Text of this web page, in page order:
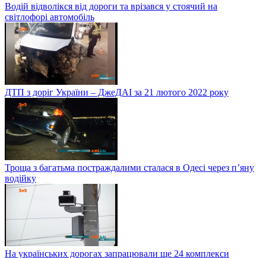
Водій відволікся від дороги та врізався у стоячий на
світлофорі автомобіль
ДТП з доріг України – ДжеДАІ за 21 лютого 2022 року
Троща з багатьма постраждалими сталася в Одесі через п’яну
водійку
На українських дорогах запрацювали ще 24 комплекси